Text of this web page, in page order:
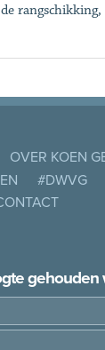
rangschikking,
OVER KOEN
#DWVG
gehouden